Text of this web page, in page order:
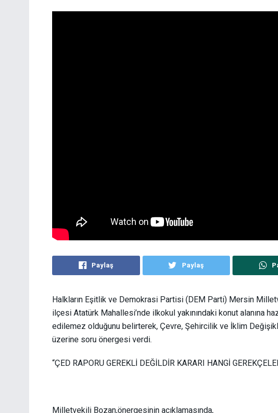
Paylaş Paylaş
Halkların Eşitlik ve Demokrasi Partisi (DEM Parti) Mersin
ilçesi Atatürk Mahallesi’nde ilkokul yakınındaki konut alanına
edilemez olduğunu belirterek, Çevre, Şehircilik ve İklim
üzerine soru önergesi verdi.
“ÇED RAPORU GEREKLİ DEĞİLDİR KARARI HANGİ
Milletvekili Bozan,önergesinin açıklamasında,